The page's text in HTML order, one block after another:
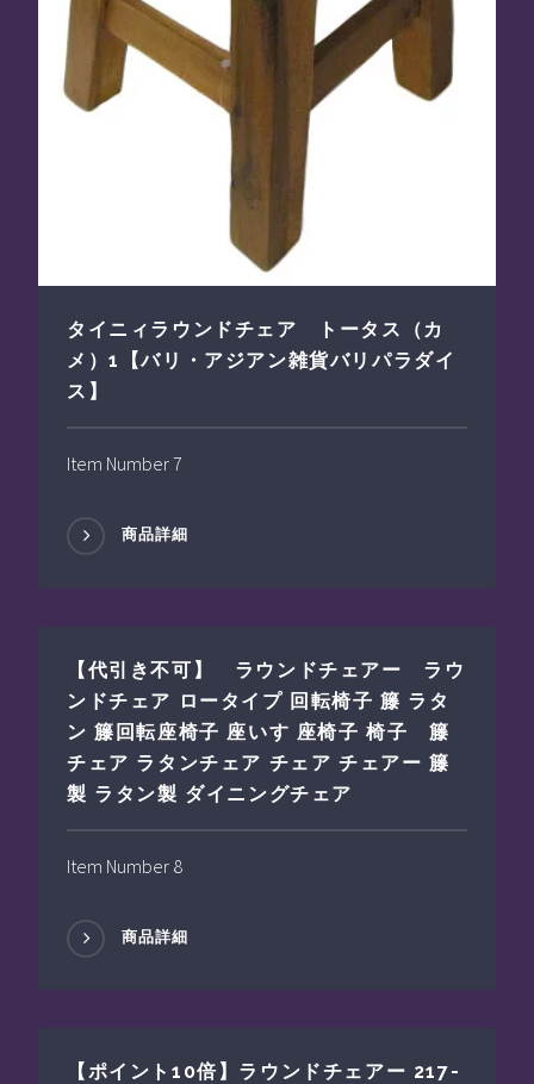
タイニィラウンドチェア トータス（カ
メ）1【バリ・アジアン雑貨バリパラダイ
ス】
Item Number 7
商品詳細
【代引き不可】 ラウンドチェアー ラウ
ンドチェア ロータイプ 回転椅子 籐 ラタ
ン 籐回転座椅子 座いす 座椅子 椅子 籐
チェア ラタンチェア チェア チェアー 籐
製 ラタン製 ダイニングチェア
Item Number 8
商品詳細
【ポイント10倍】ラウンドチェアー 217-